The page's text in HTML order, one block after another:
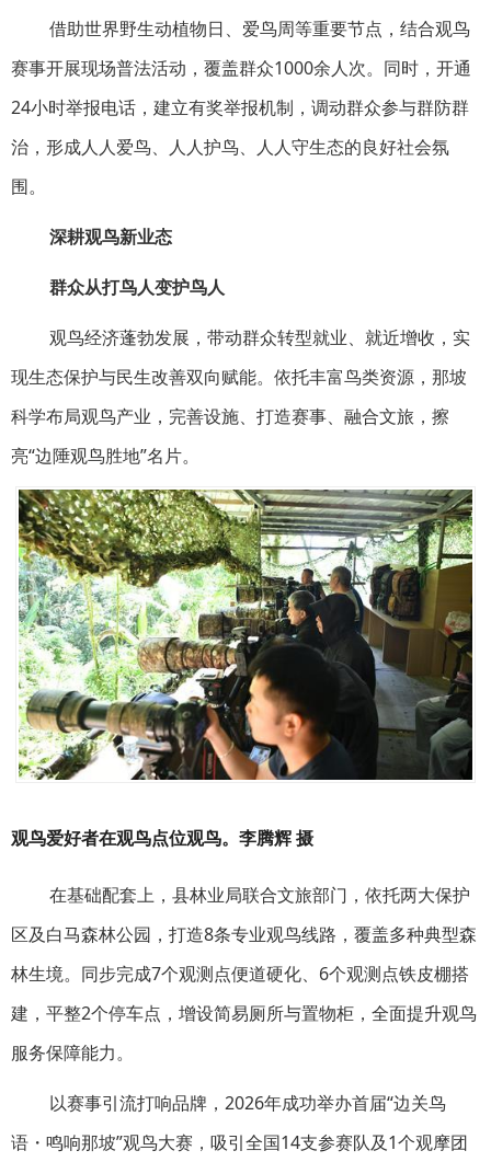
借助世界野生动植物日、爱鸟周等重要节点，结合观鸟
赛事开展现场普法活动，覆盖群众1000余人次。同时，开通
24小时举报电话，建立有奖举报机制，调动群众参与群防群
治，形成人人爱鸟、人人护鸟、人人守生态的良好社会氛
围。
深耕观鸟新业态
群众从打鸟人变护鸟人
观鸟经济蓬勃发展，带动群众转型就业、就近增收，实
现生态保护与民生改善双向赋能。依托丰富鸟类资源，那坡
科学布局观鸟产业，完善设施、打造赛事、融合文旅，擦
亮“边陲观鸟胜地”名片。
观鸟爱好者在观鸟点位观鸟。李腾辉 摄
在基础配套上，县林业局联合文旅部门，依托两大保护
区及白马森林公园，打造8条专业观鸟线路，覆盖多种典型森
林生境。同步完成7个观测点便道硬化、6个观测点铁皮棚搭
建，平整2个停车点，增设简易厕所与置物柜，全面提升观鸟
服务保障能力。
以赛事引流打响品牌，2026年成功举办首届“边关鸟
语・鸣响那坡”观鸟大赛，吸引全国14支参赛队及1个观摩团